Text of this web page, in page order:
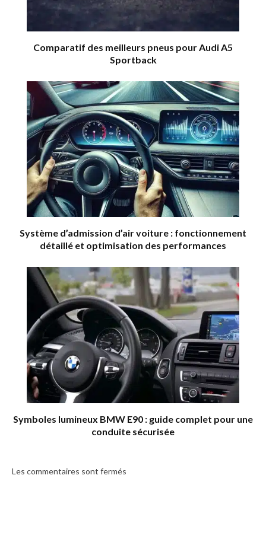
Comparatif des meilleurs pneus pour Audi A5
Sportback
Système d’admission d’air voiture : fonctionnement
détaillé et optimisation des performances
Symboles lumineux BMW E90 : guide complet pour une
conduite sécurisée
Les commentaires sont fermés